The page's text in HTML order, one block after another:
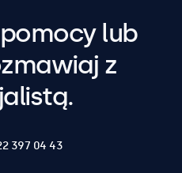
lub
z
397 04 43